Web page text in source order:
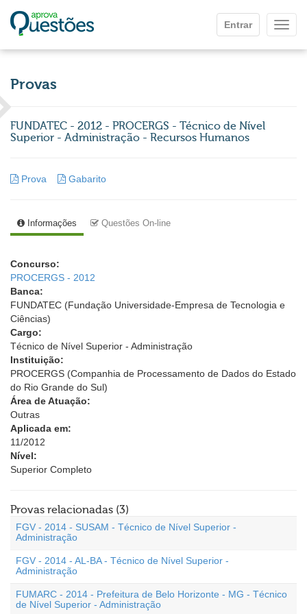
Entrar
Provas
FUNDATEC - 2012 - PROCERGS - Técnico de Nível
Superior - Administração - Recursos Humanos
Prova Gabarito
Informações Questões On-line
Concurso:
PROCERGS - 2012
Banca:
FUNDATEC (Fundação Universidade-Empresa de Tecnologia e
Ciências)
Cargo:
Técnico de Nível Superior - Administração
Instituição:
PROCERGS (Companhia de Processamento de Dados do Estado
do Rio Grande do Sul)
Área de Atuação:
Outras
Aplicada em:
11/2012
Nível:
Superior Completo
Provas relacionadas (3)
FGV - 2014 - SUSAM - Técnico de Nível Superior -
Administração
FGV - 2014 - AL-BA - Técnico de Nível Superior -
Administração
FUMARC - 2014 - Prefeitura de Belo Horizonte - MG - Técnico
de Nível Superior - Administração